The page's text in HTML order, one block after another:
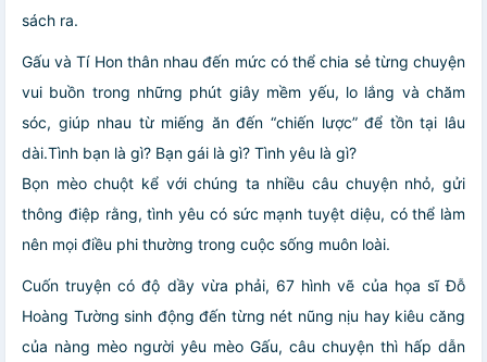
sách ra.
Gấu và Tí Hon thân nhau đến mức có thể chia sẻ từng chuyện
vui buồn trong những phút giây mềm yếu, lo lắng và chăm
sóc, giúp nhau từ miếng ăn đến “chiến lược” để tồn tại lâu
dài.Tình bạn là gì? Bạn gái là gì? Tình yêu là gì?
Bọn mèo chuột kể với chúng ta nhiều câu chuyện nhỏ, gửi
thông điệp rằng, tình yêu có sức mạnh tuyệt diệu, có thể làm
nên mọi điều phi thường trong cuộc sống muôn loài.
Cuốn truyện có độ dầy vừa phải, 67 hình vẽ của họa sĩ Đỗ
Hoàng Tường sinh động đến từng nét nũng nịu hay kiêu căng
của nàng mèo người yêu mèo Gấu, câu chuyện thì hấp dẫn